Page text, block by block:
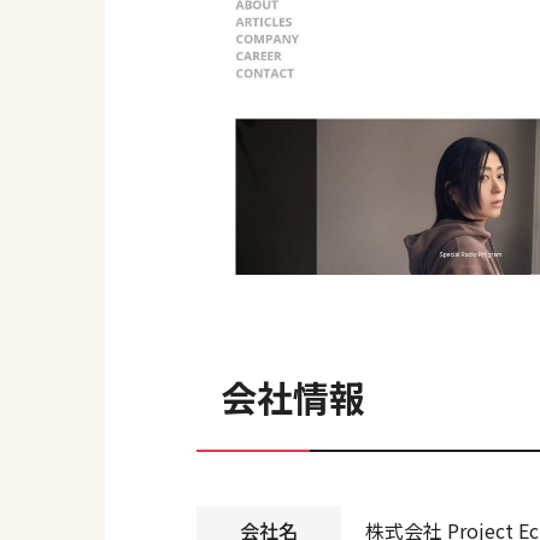
会社情報
会社名 株式会社 Project